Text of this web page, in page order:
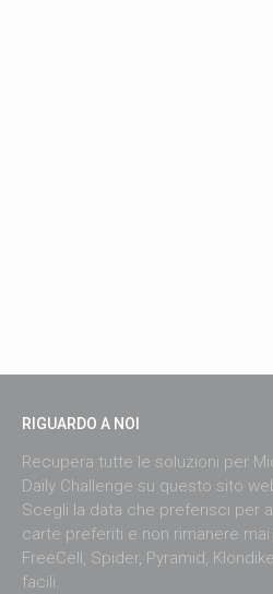
RIGUARDO A NOI
Recupera tutte le soluzioni per
Daily Challenge su questo sito
Scegli la data che preferisci per
carte preferiti e non rimanere
FreeCell, Spider, Pyramid,
facili.